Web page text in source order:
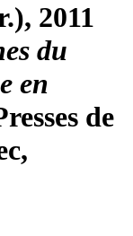
2011
du
en
de